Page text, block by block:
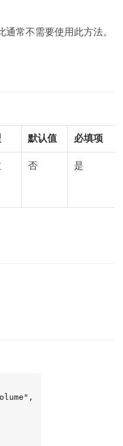
常不需要使用此方法。
默认值 必填项
否 是